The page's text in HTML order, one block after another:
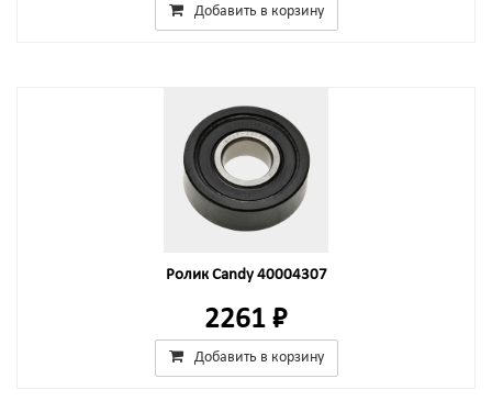
Добавить в корзину
Ролик Candy 40004307
2261 ₽
Добавить в корзину